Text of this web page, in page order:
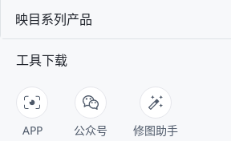
映目系列产品
工具下载
APP 公众号 修图助手